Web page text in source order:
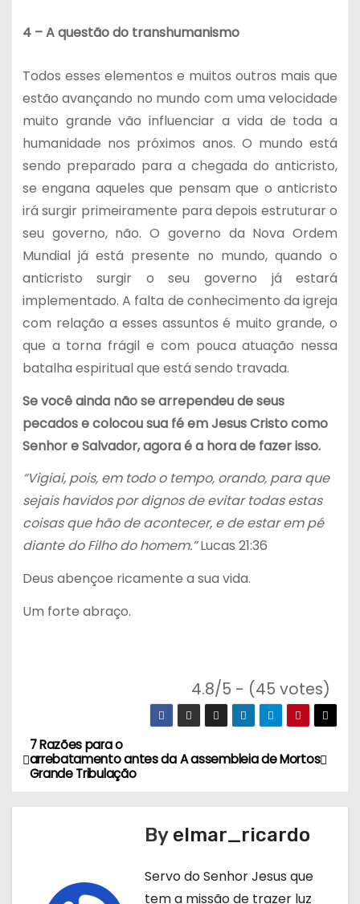
4 – A questão do transhumanismo
Todos esses elementos e muitos outros mais que
estão avançando no mundo com uma velocidade
muito grande vão influenciar a vida de toda a
humanidade nos próximos anos. O mundo está
sendo preparado para a chegada do anticristo,
se engana aqueles que pensam que o anticristo
irá surgir primeiramente para depois estruturar o
seu governo, não. O governo da Nova Ordem
Mundial já está presente no mundo, quando o
anticristo surgir o seu governo já estará
implementado. A falta de conhecimento da igreja
com relação a esses assuntos é muito grande, o
que a torna frágil e com pouca atuação nessa
batalha espiritual que está sendo travada.
Se você ainda não se arrependeu de seus
pecados e colocou sua fé em Jesus Cristo como
Senhor e Salvador, agora é a hora de fazer isso.
“Vigiai, pois, em todo o tempo, orando, para que
sejais havidos por dignos de evitar todas estas
coisas que hão de acontecer, e de estar em pé
diante do Filho do homem.”Lucas 21:36
Deus abençoe ricamente a sua vida.
Um forte abraço.
4.8/5 - (45 votes)
N
a
A assembleia de Mortos
7 Razões para o
arrebatamento antes da
Grande Tribulação
By elmar_ricardo
Servo do Senhor Jesus que
tem a missão de trazer luz